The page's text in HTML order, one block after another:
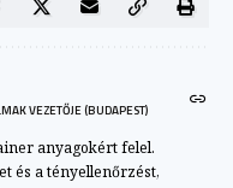
VEZETŐJE (BUDAPEST)
anyagokért felel.
és a tényellenőrzést,